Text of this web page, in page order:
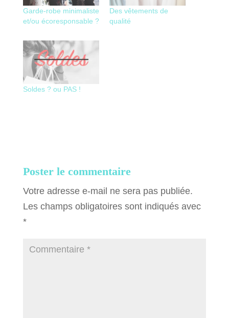
Garde-robe minimaliste
et/ou écoresponsable ?
Des vêtements de
qualité
Soldes ? ou PAS !
Poster le commentaire
Votre adresse e-mail ne sera pas publiée.
Les champs obligatoires sont indiqués avec
*